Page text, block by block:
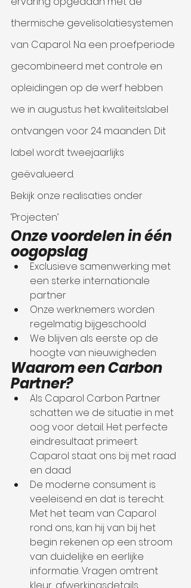
thermische gevelisolatiesystemen
van Caparol. Na een proefperiode
gecombineerd met controle en
opleidingen op de werf hebben
we in augustus het kwaliteitslabel
ontvangen voor 24 maanden. Dit
label wordt tweejaarlijks
geëvalueerd.
Bekijk onze realisaties onder
‘Projecten’
Onze voordelen in één
oogopslag
Exclusieve samenwerking met
een sterke internationale
partner
Onze werknemers worden
regelmatig bijgeschoold
We blijven als eerste op de
hoogte van nieuwigheden
Waarom een Carbon
Partner?
Als Caparol Carbon Partner
schatten we de situatie in met
oog voor detail. Het perfecte
eindresultaat primeert.
Caparol staat ons bij met raad
en daad
De moderne consument is
veeleisend en dat is terecht.
Met het team van Caparol
rond ons, kan hij van bij het
begin rekenen op een stroom
van duidelijke en eerlijke
informatie. Vragen omtrent